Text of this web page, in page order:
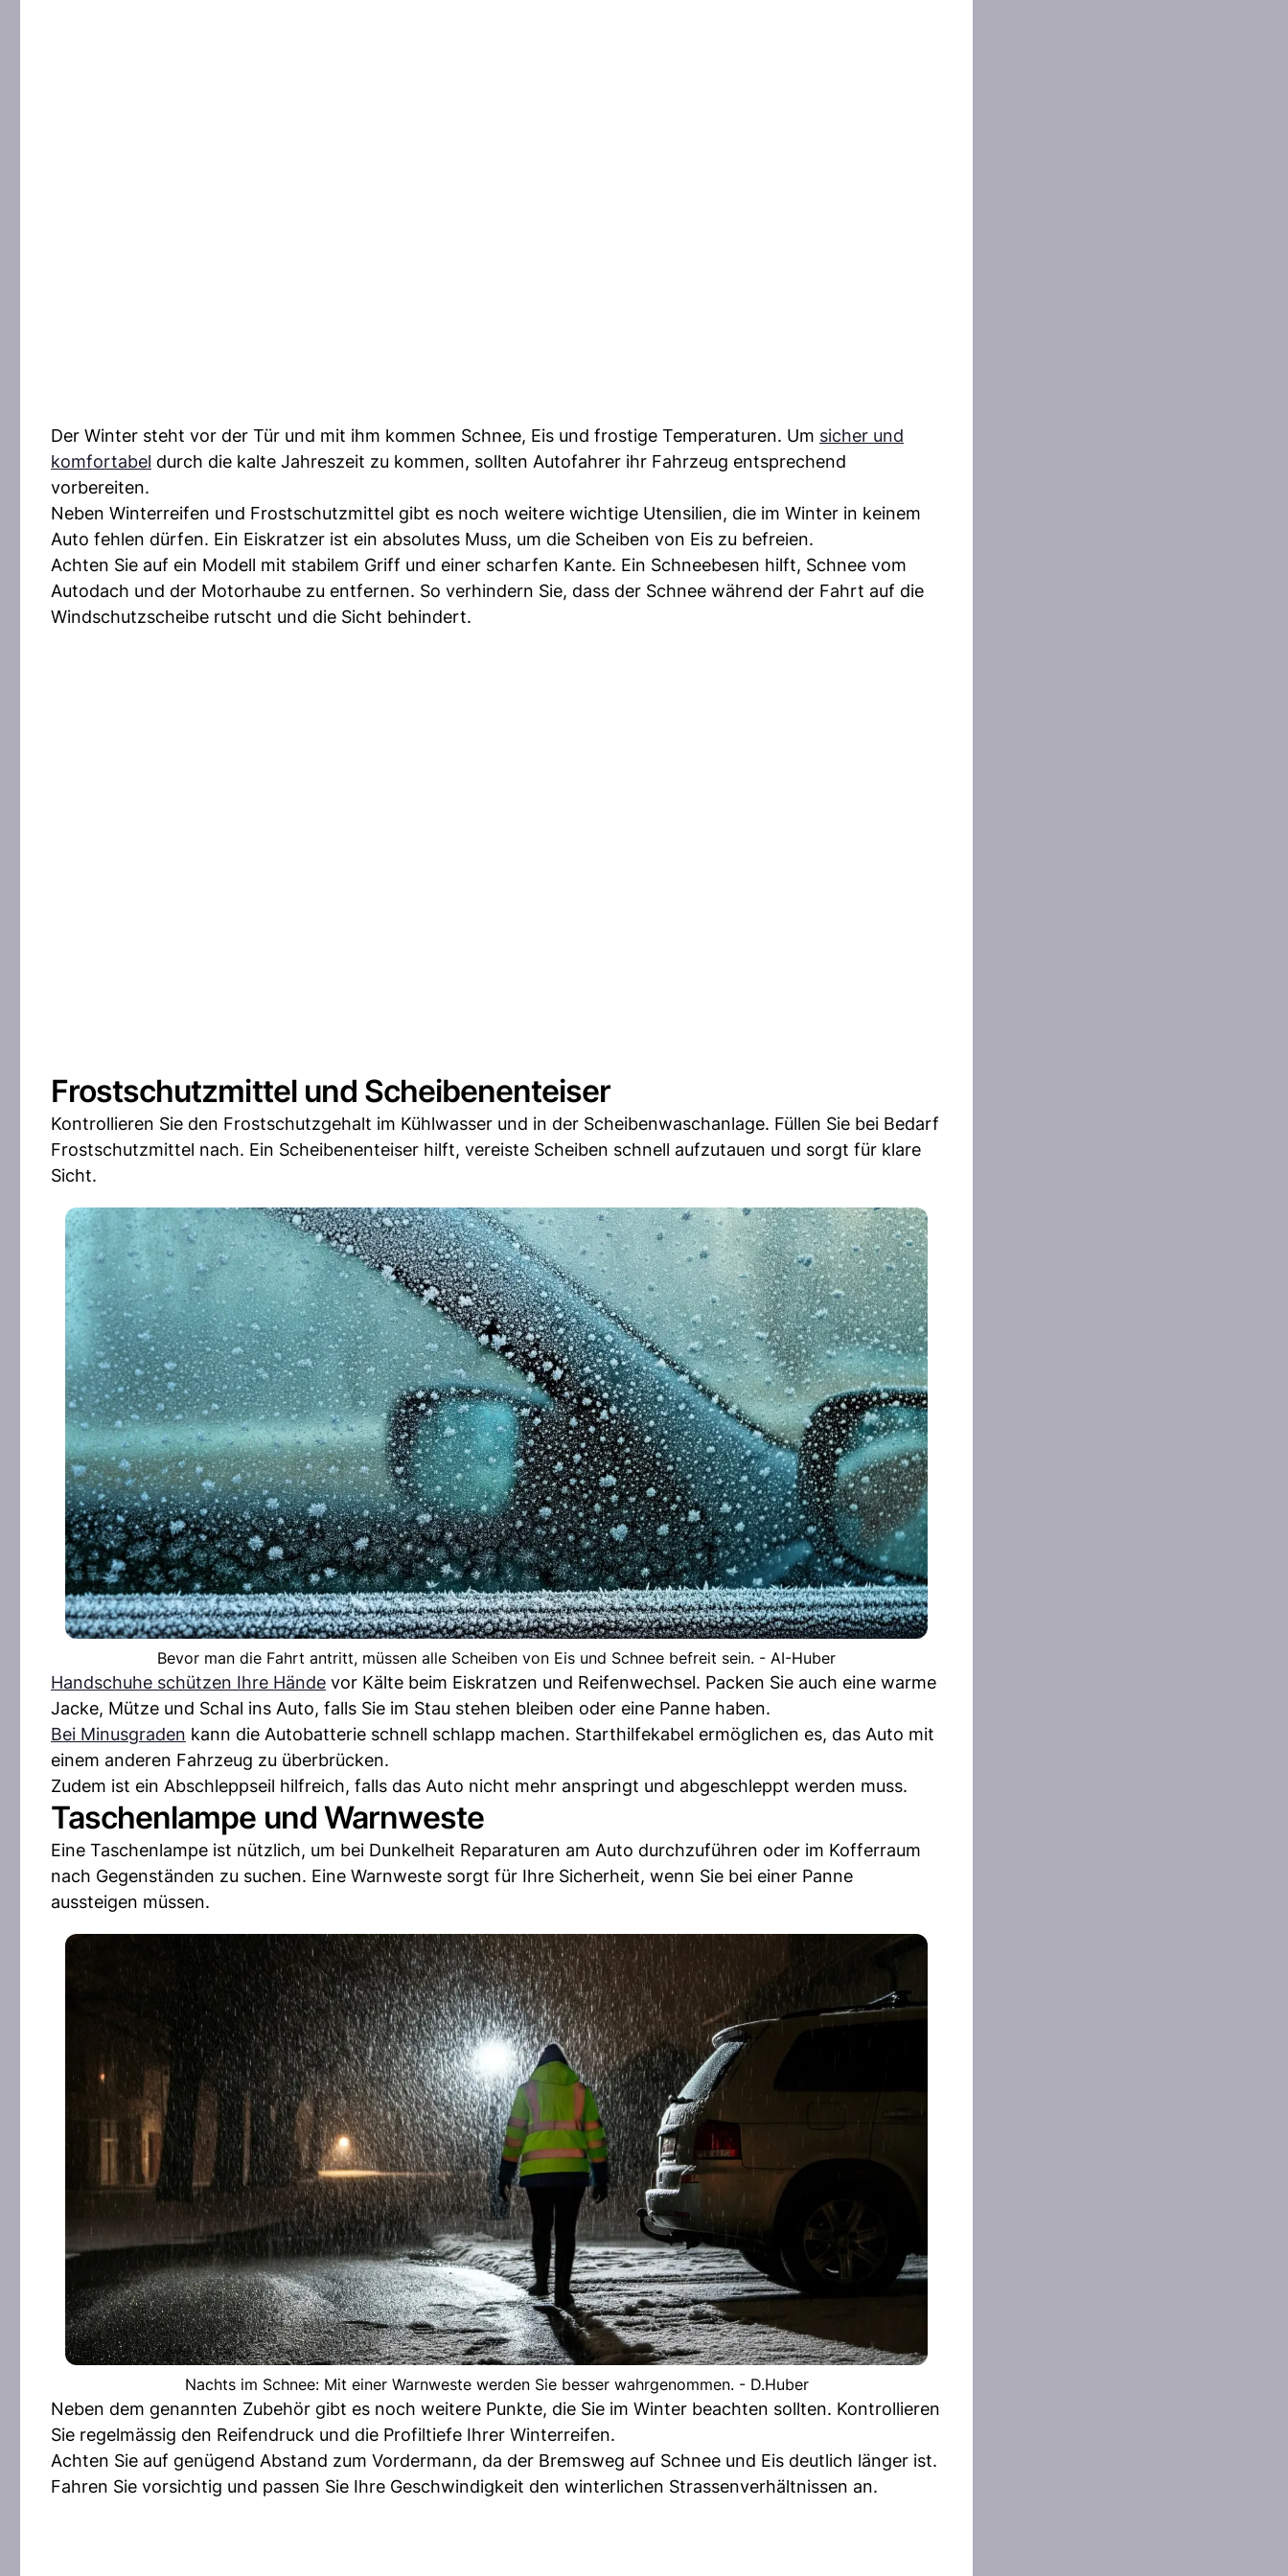
Der Winter steht vor der Tür und mit ihm kommen Schnee, Eis und frostige Temperaturen. Um sicher und
komfortabel durch die kalte Jahreszeit zu kommen, sollten Autofahrer ihr Fahrzeug entsprechend
vorbereiten.
Neben Winterreifen und Frostschutzmittel gibt es noch weitere wichtige Utensilien, die im Winter in keinem
Auto fehlen dürfen. Ein Eiskratzer ist ein absolutes Muss, um die Scheiben von Eis zu befreien.
Achten Sie auf ein Modell mit stabilem Griff und einer scharfen Kante. Ein Schneebesen hilft, Schnee vom
Autodach und der Motorhaube zu entfernen. So verhindern Sie, dass der Schnee während der Fahrt auf die
Windschutzscheibe rutscht und die Sicht behindert.
Frostschutzmittel und Scheibenenteiser
Kontrollieren Sie den Frostschutzgehalt im Kühlwasser und in der Scheibenwaschanlage. Füllen Sie bei Bedarf
Frostschutzmittel nach. Ein Scheibenenteiser hilft, vereiste Scheiben schnell aufzutauen und sorgt für klare
Sicht.
Bevor man die Fahrt antritt, müssen alle Scheiben von Eis und Schnee befreit sein. - AI-Huber
Handschuhe schützen Ihre Hände vor Kälte beim Eiskratzen und Reifenwechsel. Packen Sie auch eine warme
Jacke, Mütze und Schal ins Auto, falls Sie im Stau stehen bleiben oder eine Panne haben.
Bei Minusgraden kann die Autobatterie schnell schlapp machen. Starthilfekabel ermöglichen es, das Auto mit
einem anderen Fahrzeug zu überbrücken.
Zudem ist ein Abschleppseil hilfreich, falls das Auto nicht mehr anspringt und abgeschleppt werden muss.
Taschenlampe und Warnweste
Eine Taschenlampe ist nützlich, um bei Dunkelheit Reparaturen am Auto durchzuführen oder im Kofferraum
nach Gegenständen zu suchen. Eine Warnweste sorgt für Ihre Sicherheit, wenn Sie bei einer Panne
aussteigen müssen.
Nachts im Schnee: Mit einer Warnweste werden Sie besser wahrgenommen. - D.Huber
Neben dem genannten Zubehör gibt es noch weitere Punkte, die Sie im Winter beachten sollten. Kontrollieren
Sie regelmässig den Reifendruck und die Profiltiefe Ihrer Winterreifen.
Achten Sie auf genügend Abstand zum Vordermann, da der Bremsweg auf Schnee und Eis deutlich länger ist.
Fahren Sie vorsichtig und passen Sie Ihre Geschwindigkeit den winterlichen Strassenverhältnissen an.